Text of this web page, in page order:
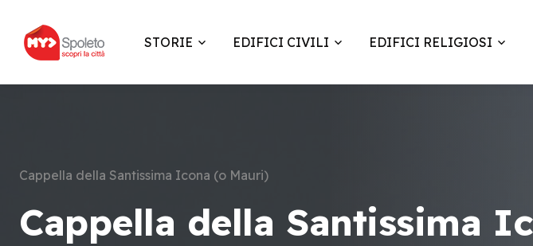
STORIE EDIFICI CIVILI EDIFICI RELIGIOSI
Cappella della Santissima Icona (o Mauri)
Cappella della Santissima